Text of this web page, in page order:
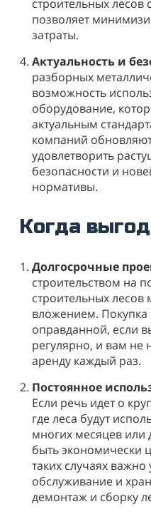
строительных лесов
позволяет
затраты.
Актуальность и
разборных
возможность
оборудование,
актуальным
компаний
удовлетворить
безопасности и
нормативы.
Когда
Долгосрочные
строительством на
строительных
вложением. Покупка
оправданной, если
регулярно, и вам не
аренду каждый раз.
Постоянное
Если речь идет о
где леса будут
многих месяцев или
быть экономически
таких случаях
обслуживание и
демонтаж и сборку